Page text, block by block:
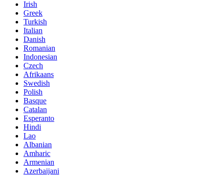
Irish
Greek
Turkish
Italian
Danish
Romanian
Indonesian
Czech
Afrikaans
Swedish
Polish
Basque
Catalan
Esperanto
Hindi
Lao
Albanian
Amharic
Armenian
Azerbaijani